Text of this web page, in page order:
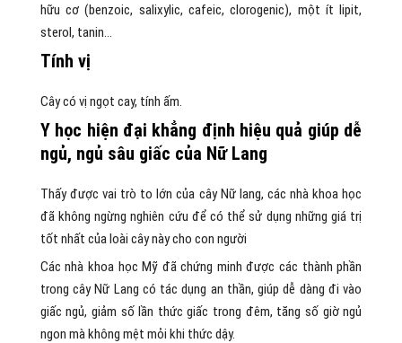
hữu cơ (ben­zoic, salixylic, cafeic, clorogenic), một ít lipit,
sterol, tanin…
Tính vị
Cây có vị ngọt cay, tính ấm.
Y học hiện đại khẳng định hiệu quả giúp dễ
ngủ, ngủ sâu giấc của Nữ Lang
Thấy được vai trò to lớn của cây Nữ lang, các nhà khoa học
đã không ngừng nghiên cứu để có thể sử dụng những giá trị
tốt nhất của loài cây này cho con người
Các nhà khoa học Mỹ đã chứng minh được các thành phần
trong cây Nữ Lang có tác dụng an thần, giúp dễ dàng đi vào
giấc ngủ, giảm số lần thức giấc trong đêm, tăng số giờ ngủ
ngon mà không mệt mỏi khi thức dậy.